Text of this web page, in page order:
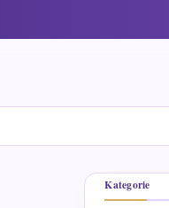
Kategorie